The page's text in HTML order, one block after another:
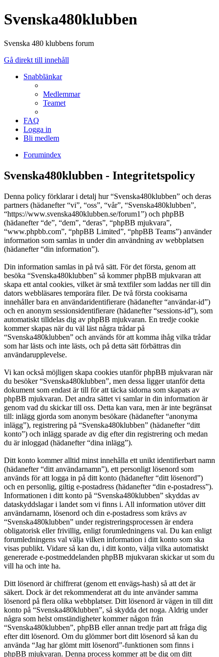
Svenska480klubben
Svenska 480 klubbens forum
Gå direkt till innehåll
Snabblänkar
Medlemmar
Teamet
FAQ
Logga in
Bli medlem
Forumindex
Svenska480klubben - Integritetspolicy
Denna policy förklarar i detalj hur “Svenska480klubben” och deras
partners (hädanefter “vi”, “oss”, “vår”, “Svenska480klubben”,
“https://www.svenska480klubben.se/forum1”) och phpBB
(hädanefter “de”, “dem”, “deras”, “phpBB mjukvara”,
“www.phpbb.com”, “phpBB Limited”, “phpBB Teams”) använder
information som samlas in under din användning av webbplatsen
(hädanefter “din information”).
Din information samlas in på två sätt. För det första, genom att
besöka “Svenska480klubben” så kommer phpBB mjukvaran att
skapa ett antal cookies, vilket är små textfiler som laddas ner till din
dators webbläsares temporära filer. De två första cookisarna
innehåller bara en användaridentifierare (hädanefter “användar-id”)
och en anonym sessionsidentifierare (hädanefter “sessions-id”), som
automatiskt tilldelas dig av phpBB mjukvaran. En tredje cookie
kommer skapas när du väl läst några trådar på
“Svenska480klubben” och används för att komma ihåg vilka trådar
som har lästs och inte lästs, och på detta sätt förbättras din
användarupplevelse.
Vi kan också möjligen skapa cookies utanför phpBB mjukvaran när
du besöker “Svenska480klubben”, men dessa ligger utanför detta
dokument som endast är till för att täcka sidorna som skapats av
phpBB mjukvaran. Det andra sättet vi samlar in din information är
genom vad du skickar till oss. Detta kan vara, men är inte begränsat
till: inlägg gjorda som anonym besökare (hädanefter “anonyma
inlägg”), registrering på “Svenska480klubben” (hädanefter “ditt
konto”) och inlägg sparade av dig efter din registrering och medan
du är inloggad (hädanefter “dina inlägg”).
Ditt konto kommer alltid minst innehålla ett unikt identifierbart namn
(hädanefter “ditt användarnamn”), ett personligt lösenord som
används för att logga in på ditt konto (hädanefter “ditt lösenord”)
och en personlig, giltig e-postadress (hädanefter “din e-postadress”).
Informationen i ditt konto på “Svenska480klubben” skyddas av
dataskyddslagar i landet som vi finns i. All information utöver ditt
användarnamn, lösenord och din e-postadress som krävs av
“Svenska480klubben” under registreringsprocessen är endera
obligatorisk eller frivillig, enligt forumledningens val. Du kan enligt
forumledningens val välja vilken information i ditt konto som ska
visas publikt. Vidare så kan du, i ditt konto, välja vilka automatiskt
genererade e-postmeddelanden phpBB mjukvaran skickar ut som du
vill ha och inte ha.
Ditt lösenord är chiffrerat (genom ett envägs-hash) så att det är
säkert. Dock är det rekommenderat att du inte använder samma
lösenord på flera olika webbplatser. Ditt lösenord är vägen in till ditt
konto på “Svenska480klubben”, så skydda det noga. Aldrig under
några som helst omständigheter kommer någon från
“Svenska480klubben”, phpBB eller annan tredje part att fråga dig
efter ditt lösenord. Om du glömmer bort ditt lösenord så kan du
använda “Jag har glömt mitt lösenord”-funktionen som finns i
phpBB mjukvaran. Denna process kommer att be dig om ditt